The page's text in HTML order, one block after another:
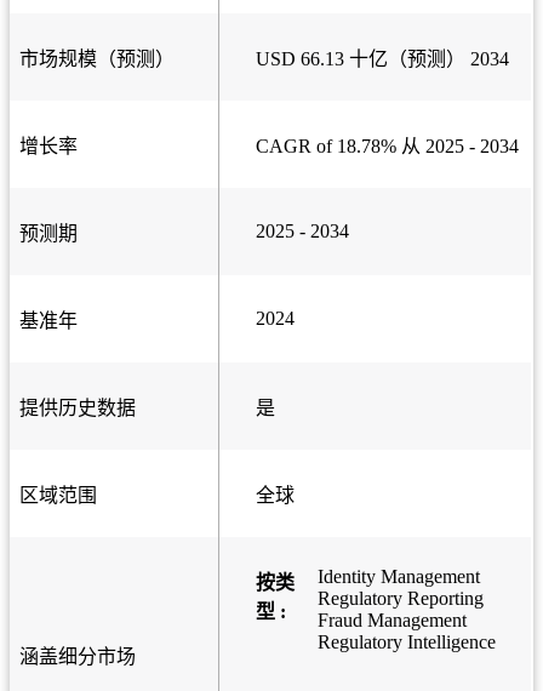
市场规模（预测） USD 66.13 十亿（预测） 2034
增长率 CAGR of 18.78% 从 2025 - 2034
预测期 2025 - 2034
基准年 2024
提供历史数据 是
区域范围 全球
涵盖细分市场
按类
型 :
Identity Management
Regulatory Reporting
Fraud Management
Regulatory Intelligence